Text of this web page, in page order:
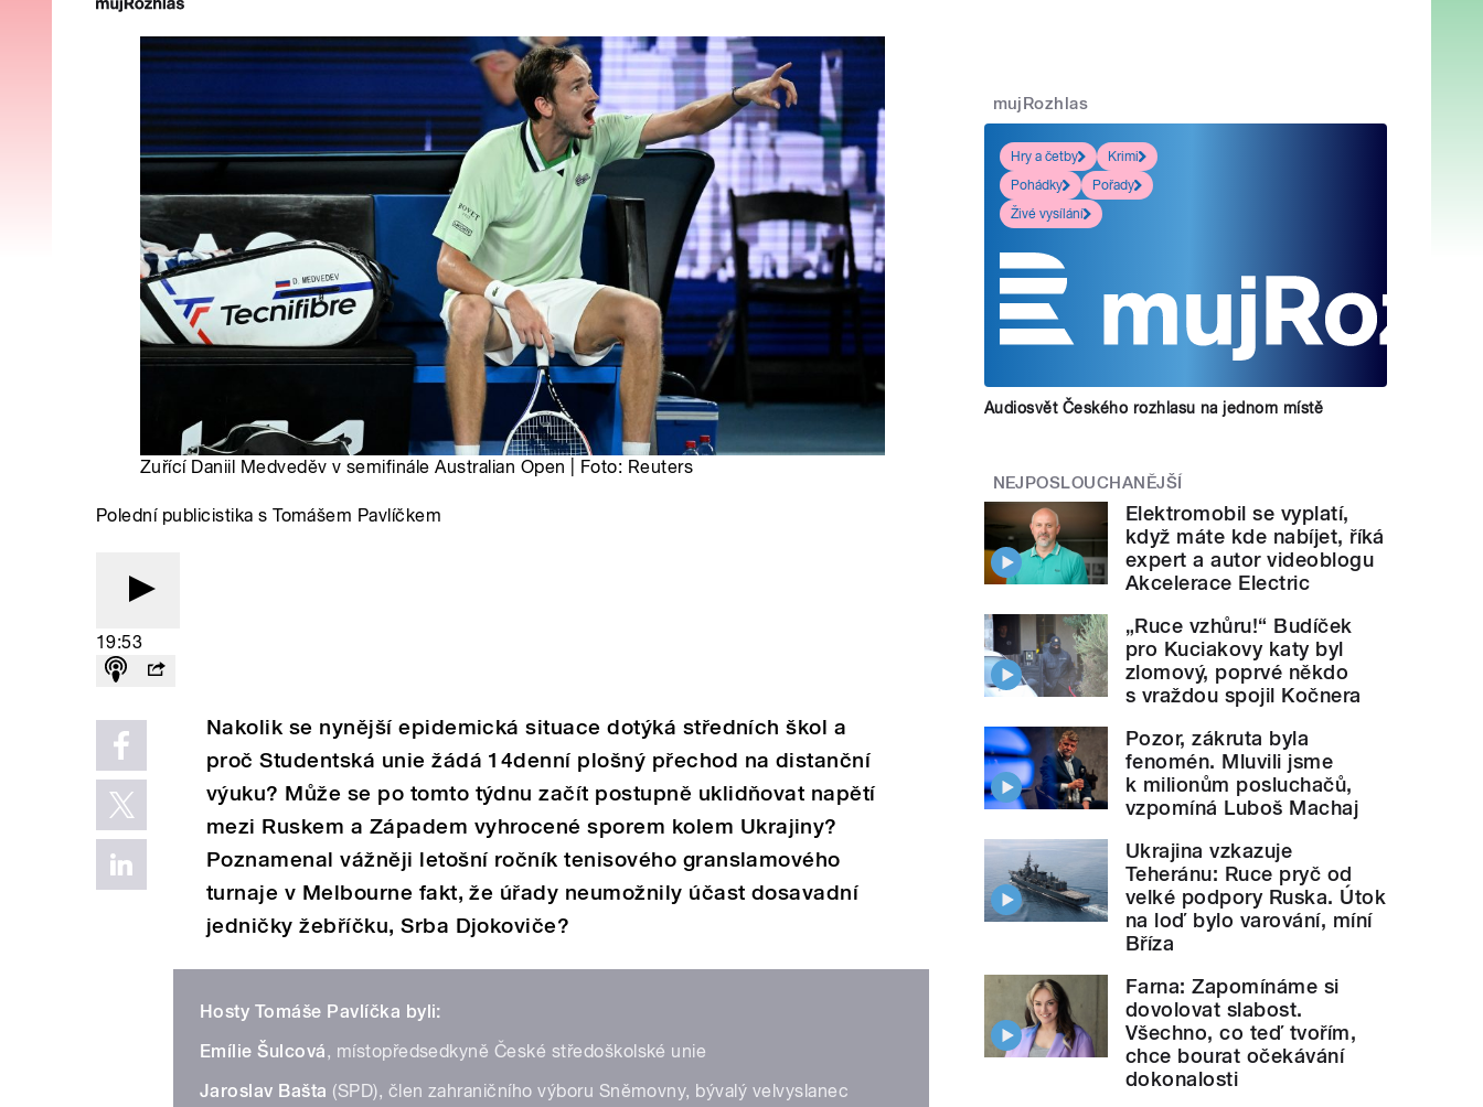
Zuřící Daniil Medveděv v semifinále Australian Open | Foto: Reuters
Polední publicistika s Tomášem Pavlíčkem
19:53
Nakolik se nynější epidemická situace dotýká středních škol a
proč Studentská unie žádá 14denní plošný přechod na distanční
výuku? Může se po tomto týdnu začít postupně uklidňovat napětí
mezi Ruskem a Západem vyhrocené sporem kolem Ukrajiny?
Poznamenal vážněji letošní ročník tenisového granslamového
turnaje v Melbourne fakt, že úřady neumožnily účast dosavadní
jedničky žebříčku, Srba Djokoviče?
Hosty Tomáše Pavlíčka byli:
Emílie Šulcová, místopředsedkyně České středoškolské unie
Jaroslav Bašta (SPD), člen zahraničního výboru Sněmovny, bývalý velvyslanec
mujRozhlas
Hry a četby
Krimi
Pohádky
Pořady
Živé vysílání
Audiosvět Českého rozhlasu na jednom místě
NEJPOSLOUCHANĚJŠÍ
Elektromobil se vyplatí,
když máte kde nabíjet, říká
expert a autor videoblogu
Akcelerace Electric
„Ruce vzhůru!“ Budíček
pro Kuciakovy katy byl
zlomový, poprvé někdo
s vraždou spojil Kočnera
Pozor, zákruta byla
fenomén. Mluvili jsme
k milionům posluchačů,
vzpomíná Luboš Machaj
Ukrajina vzkazuje
Teheránu: Ruce pryč od
velké podpory Ruska. Útok
na loď bylo varování, míní
Bříza
Farna: Zapomínáme si
dovolovat slabost.
Všechno, co teď tvořím,
chce bourat očekávání
dokonalosti